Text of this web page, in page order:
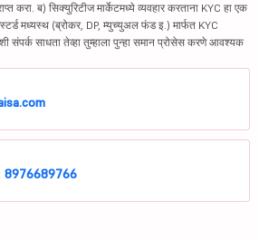
करा. ब) सिक्युरिटीज मार्केटमध्ये व्यवहार करताना KYC हा एक
मध्यस्थ (ब्रोकर, DP, म्युच्युअल फंड इ.) मार्फत KYC
संपर्क साधता तेव्हा तुम्हाला पुन्हा समान प्रोसेस करणे आवश्यक
8976689766